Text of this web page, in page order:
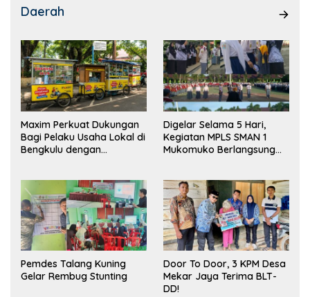
Daerah
Maxim Perkuat Dukungan
Bagi Pelaku Usaha Lokal di
Bengkulu dengan
Pasar
Digelar Selama 5 Hari,
Kegiatan MPLS SMAN 1
Mukomuko Berlangsung
Pemdes Talang Kuning
Gelar Rembug Stunting
Door To Door, 3 KPM Desa
Mekar Jaya Terima BLT-
DD!